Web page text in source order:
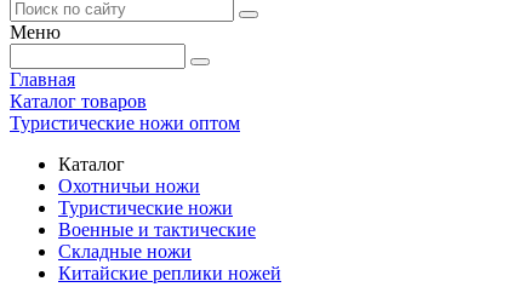
Меню
Главная
Каталог товаров
Туристические ножи оптом
Каталог
Охотничьи ножи
Туристические ножи
Военные и тактические
Складные ножи
Китайские реплики ножей